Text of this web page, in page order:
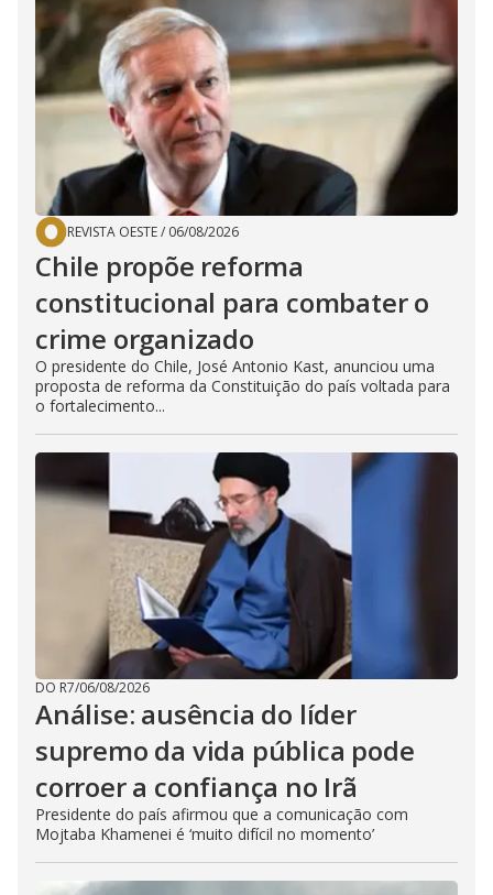
REVISTA OESTE/ 06/08/2026
Chile propõe reforma
constitucional para combater o
crime organizado
O presidente do Chile, José Antonio Kast, anunciou uma
proposta de reforma da Constituição do país voltada para
o fortalecimento...
DO R7/06/08/2026
Análise: ausência do líder
supremo da vida pública pode
corroer a confiança no Irã
Presidente do país afirmou que a comunicação com
Mojtaba Khamenei é ‘muito difícil no momento’